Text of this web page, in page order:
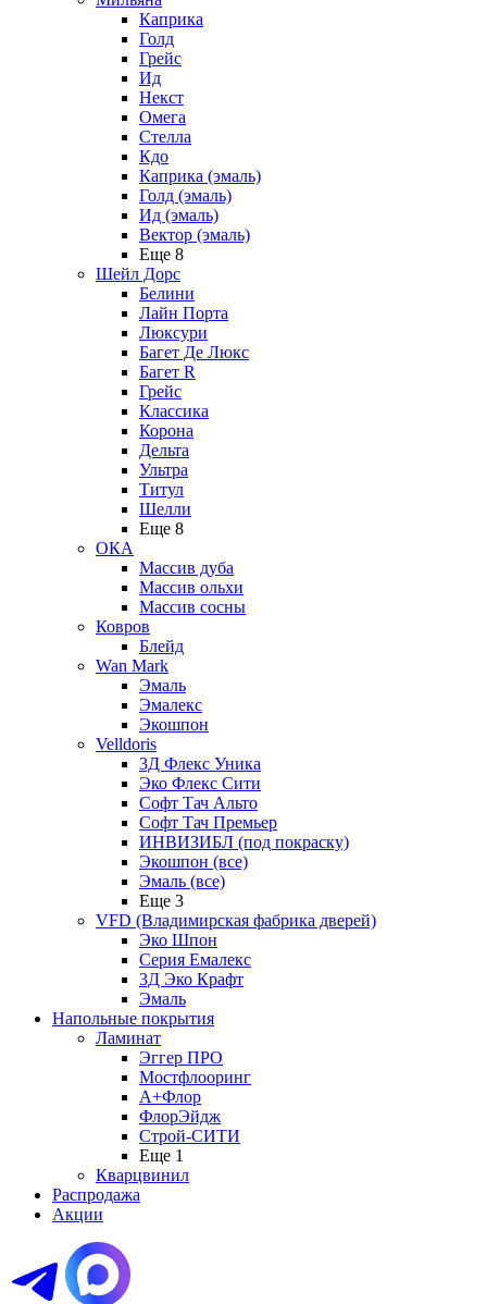
Каприка
Голд
Грейс
Ид
Некст
Омега
Стелла
Кдо
Каприка (эмаль)
Голд (эмаль)
Ид (эмаль)
Вектор (эмаль)
Еще 8
Шейл Дорс
Белини
Лайн Порта
Люксури
Багет Де Люкс
Багет R
Грейс
Классика
Корона
Дельта
Ультра
Титул
Шелли
Еще 8
ОКА
Массив дуба
Массив ольхи
Массив сосны
Ковров
Блейд
Wan Mark
Эмаль
Эмалекс
Экошпон
Velldoris
3Д Флекс Уника
Эко Флекс Сити
Софт Тач Альто
Софт Тач Премьер
ИНВИЗИБЛ (под покраску)
Экошпон (все)
Эмаль (все)
Еще 3
VFD (Владимирская фабрика дверей)
Эко Шпон
Серия Емалекс
3Д Эко Крафт
Эмаль
Напольные покрытия
Ламинат
Эггер ПРО
Мостфлооринг
А+Флор
ФлорЭйдж
Строй-СИТИ
Еще 1
Кварцвинил
Распродажа
Акции